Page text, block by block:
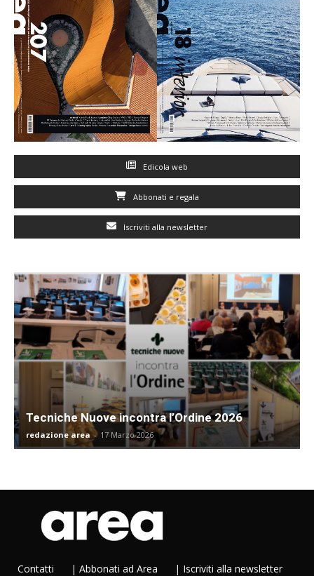
Edicola web
Abbonati e regala
Iscriviti alla newsletter
Tecniche Nuove incontra l’Ordine 2026
redazione area - 17 Marzo 2026
Contatti | Abbonati ad Area | Iscriviti alla newsletter